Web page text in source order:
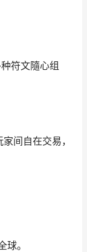
符文隨心组
间自在交易，
。